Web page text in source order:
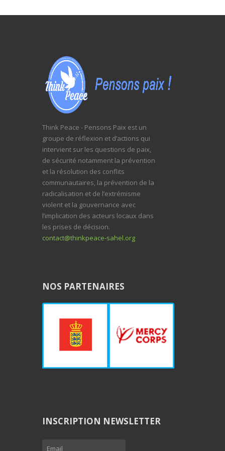
Think Peace - Pensons Paix est un
groupe de réflexion et d’actions qui
intervient sur les questions de paix,
de sécurité notamment la prévention
et la résolution des conflits
communautaires, la prévention de la
radicalisation et de l’extrémisme
violent et la gouvernance avec
l’implication des acteurs locaux dans
les prises de décision.
contact@thinkpeace-sahel.org
NOS PARTENAIRES
INSCRIPTION NEWSLETTER